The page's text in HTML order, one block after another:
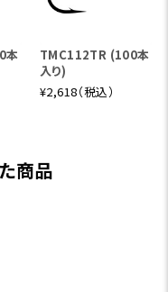
したミディアムアクシ
ートであれば開けた渓
う。快適に使用できる
ドくらいで、推奨ライ
がる
ッドです。癖のないミ
本
TMC112TR (100本
入り)
¥2,618（税込）
商品